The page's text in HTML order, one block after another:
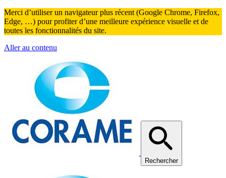
Merci d’utiliser un navigateur plus récent (Google Chrome, Firefox,
Edge, …) pour profiter d’une meilleure expérience visuelle et de
toutes les fonctionnalités du site.
Aller au contenu
Rechercher